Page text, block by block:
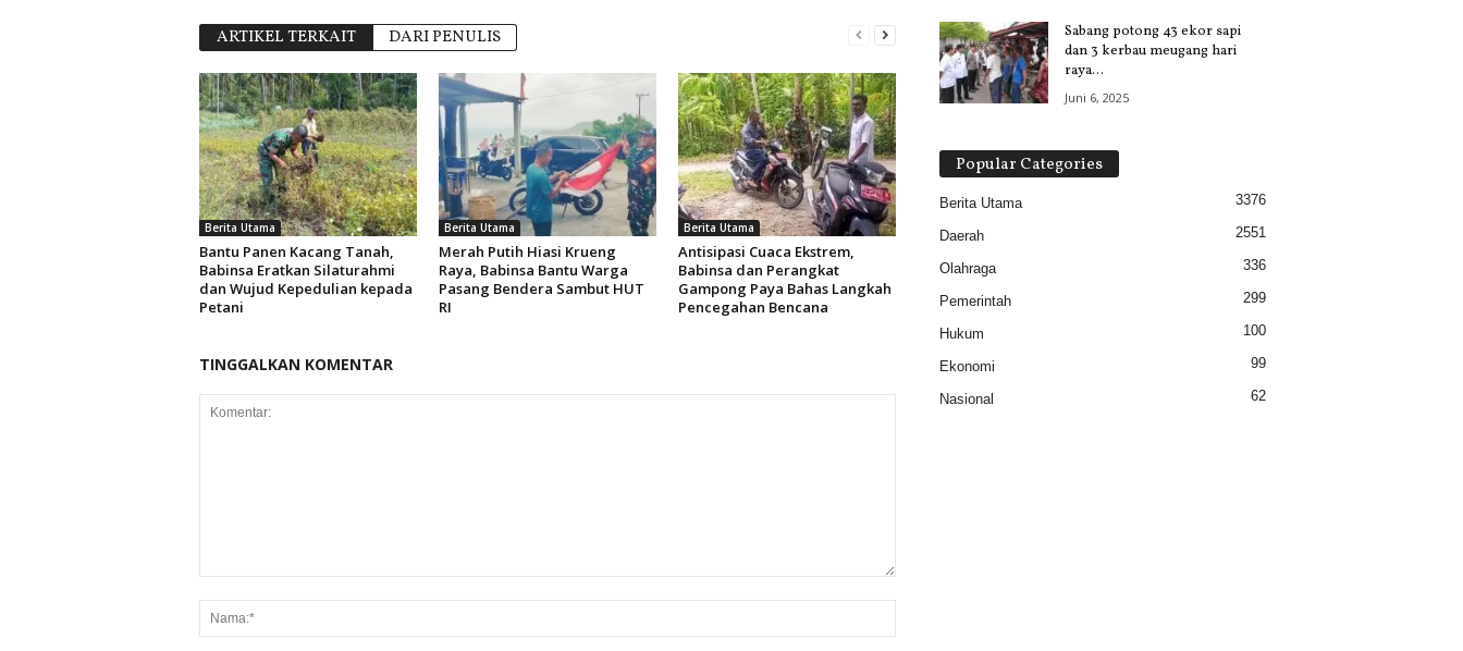
ARTIKEL TERKAIT DARI PENULIS
Berita Utama
Bantu Panen Kacang Tanah,
Babinsa Eratkan Silaturahmi
dan Wujud Kepedulian kepada
Petani
Berita Utama
Merah Putih Hiasi Krueng
Raya, Babinsa Bantu Warga
Pasang Bendera Sambut HUT
RI
Berita Utama
Antisipasi Cuaca Ekstrem,
Babinsa dan Perangkat
Gampong Paya Bahas Langkah
Pencegahan Bencana
TINGGALKAN KOMENTAR
Sabang potong 43 ekor sapi
dan 3 kerbau meugang hari
raya...
Juni 6, 2025
Popular Categories
Berita Utama 3376
Daerah 2551
Olahraga 336
Pemerintah 299
Hukum 100
Ekonomi 99
Nasional 62